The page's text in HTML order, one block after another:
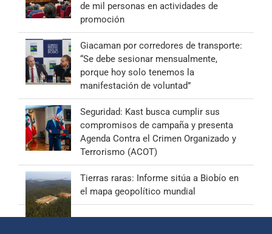
de mil personas en actividades de
promoción
Giacaman por corredores de transporte:
“Se debe sesionar mensualmente,
porque hoy solo tenemos la
manifestación de voluntad”
Seguridad: Kast busca cumplir sus
compromisos de campaña y presenta
Agenda Contra el Crimen Organizado y
Terrorismo (ACOT)
Tierras raras: Informe sitúa a Biobío en
el mapa geopolítico mundial